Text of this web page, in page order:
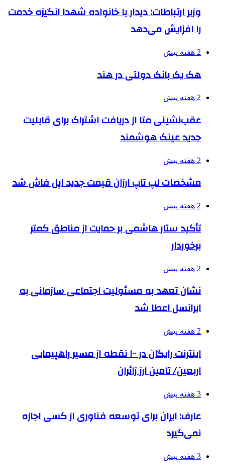
وزیر ارتباطات: دیدار با خانواده شهدا انگیزه خدمت
را افزایش می‌دهد
2 هفته پیش
هک یک بانک دولتی در هند
2 هفته پیش
عقب‌نشینی متا از دریافت اشتراک برای قابلیت
جدید عینک هوشمند
2 هفته پیش
مشخصات لپ تاپ ارزان قیمت جدید اپل فاش شد
2 هفته پیش
تأکید ستار هاشمی بر حمایت از مناطق کمتر
برخوردار
2 هفته پیش
نشان تعهد به مسئولیت اجتماعی سازمانی به
ایرانسل اعطا شد
2 هفته پیش
اینترنت رایگان در ۱۰۰ نقطه از مسیر راهپیمایی
اربعین/ تامین ارز زائران
3 هفته پیش
عارف: ایران برای توسعه فناوری از کسی اجازه
نمی‌گیرد
3 هفته پیش